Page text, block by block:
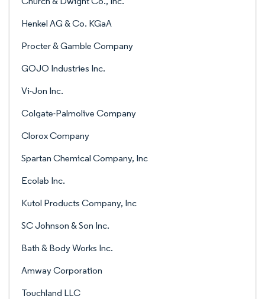
Henkel AG & Co. KGaA
Procter & Gamble Company
GOJO Industries Inc.
Vi-Jon Inc.
Colgate-Palmolive Company
Clorox Company
Spartan Chemical Company, Inc
Ecolab Inc.
Kutol Products Company, Inc
SC Johnson & Son Inc.
Bath & Body Works Inc.
Amway Corporation
Touchland LLC